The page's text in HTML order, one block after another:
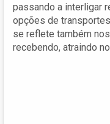
passando a interligar
opções de
se reflete também
recebendo, atraindo